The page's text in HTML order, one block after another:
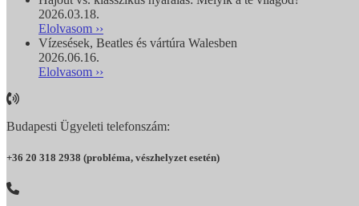
2026.03.18.
Elolvasom ››
Vízesések, Beatles és vártúra Walesben
2026.06.16.
Elolvasom ››
Budapesti Ügyeleti telefonszám:
+36 20 318 2938 (probléma, vészhelyzet esetén)